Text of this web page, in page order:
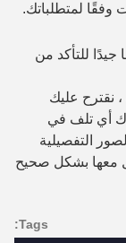
وفقًا لمتطلباتك.
جيدًا للتأكد من
نقترح عليك
أي تلف في
التفصيلية
معها بشكل صحيح
Tags: